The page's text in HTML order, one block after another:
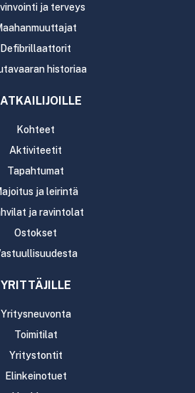
ja terveys
Defibrillaattorit
historiaa
Kohteet
Aktiviteetit
Tapahtumat
ja leirintä
ja ravintolat
Ostokset
YRITTÄJILLE
Yritysneuvonta
Toimitilat
Yritystontit
Elinkeinotuet